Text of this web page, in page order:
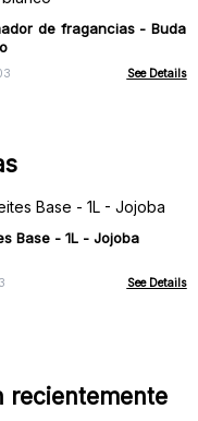
de fragancias - Buda
See Details
Base - 1L - Jojoba
See Details
recientemente